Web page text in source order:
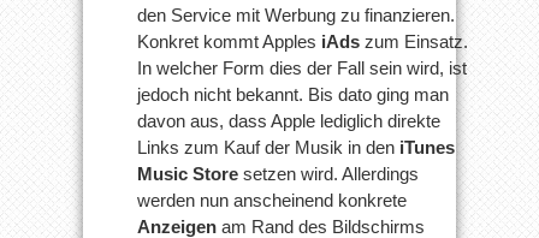
den Service mit Werbung zu finanzieren.
Konkret kommt Apples iAds zum Einsatz.
In welcher Form dies der Fall sein wird, ist
jedoch nicht bekannt. Bis dato ging man
davon aus, dass Apple lediglich direkte
Links zum Kauf der Musik in den iTunes
Music Store setzen wird. Allerdings
werden nun anscheinend konkrete
Anzeigen am Rand des Bildschirms